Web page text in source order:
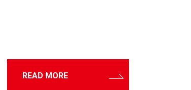
READ MORE